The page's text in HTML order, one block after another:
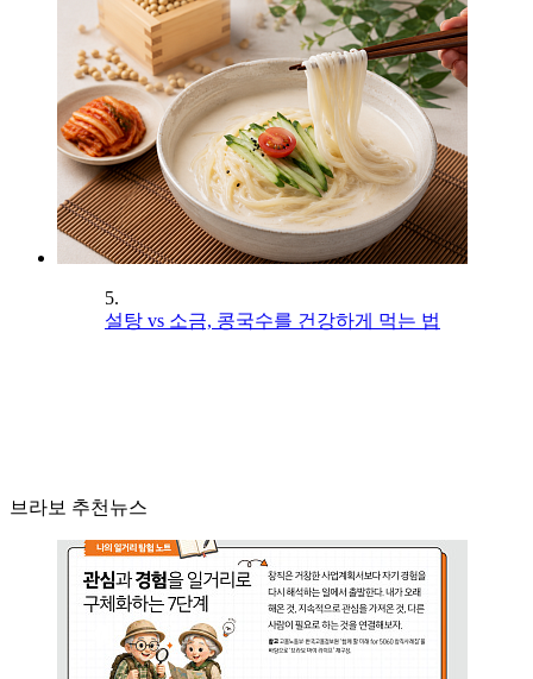
5.
설탕 vs 소금, 콩국수를 건강하게 먹는 법
브라보 추천뉴스